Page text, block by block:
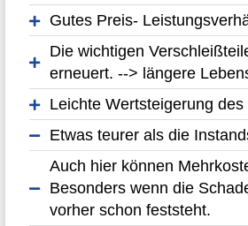
Gutes Preis-
Die wichtigen
erneuert. --> längere
Leichte Wertsteigerung des
Etwas teurer als die
Auch hier können
Besonders wenn die
vorher schon feststeht.